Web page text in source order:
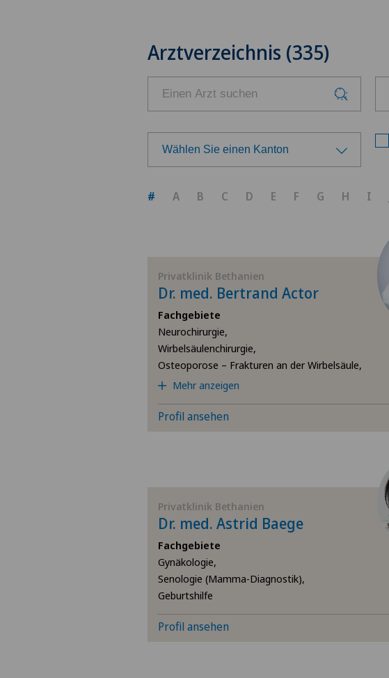
Arztverzeichnis (335)
Wählen Sie einen Kanton
AG
SG
SH
BS
TI
VS
JU
# A B C D E F G H I
Privatklinik Bethanien
Dr. med. Bertrand Actor
Fachgebiete
Neurochirurgie,
Wirbelsäulenchirurgie,
Osteoporose – Frakturen an der Wirbelsäule,
Mehr anzeigen
Profil ansehen
Privatklinik Bethanien
Dr. med. Astrid Baege
Fachgebiete
Gynäkologie,
Senologie (Mamma-Diagnostik),
Geburtshilfe
Profil ansehen